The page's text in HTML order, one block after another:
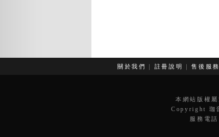
關於我們 註冊說明 售後服
本網站版權
Copyright 珈
服務電